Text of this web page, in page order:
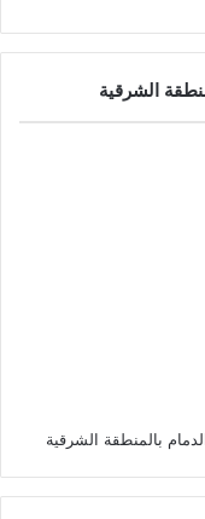
الشرقية
بالمنطقة الشرقية